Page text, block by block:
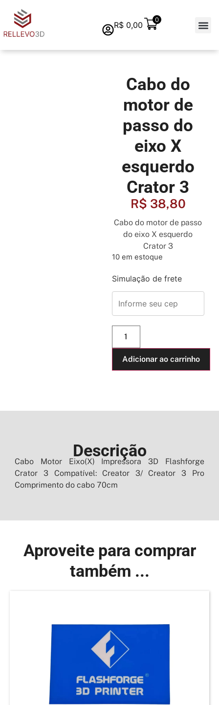
R$0,00
0
Cabo do
motor de
passo do
eixo X
esquerdo
Crator 3
R$ 38,80
Cabo do motor de passo
do eixo X esquerdo
Crator 3
10 em estoque
Simulação de frete
Adicionar ao carrinho
Descrição
Cabo Motor Eixo(X) Impressora 3D Flashforge
Crator 3 Compatível: Creator 3/ Creator 3 Pro
Comprimento do cabo 70cm
Aproveite para comprar
também ...